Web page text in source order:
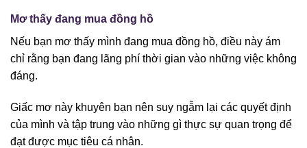
Mơ thấy đang mua đồng hồ
Nếu bạn mơ thấy mình đang mua đồng hồ, điều này ám
chỉ rằng bạn đang lãng phí thời gian vào những việc không
đáng.
Giấc mơ này khuyên bạn nên suy ngẫm lại các quyết định
của mình và tập trung vào những gì thực sự quan trọng để
đạt được mục tiêu cá nhân.